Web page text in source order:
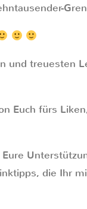
und treuesten
Euch fürs
die Ihr